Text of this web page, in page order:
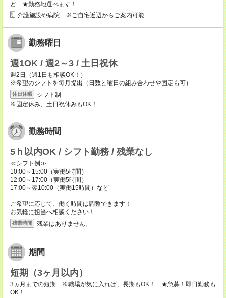
ど ★勤務地選べます！
介護施設や病院 ※ご自宅近辺からご案内可能
勤務曜日
週1OK / 週2～3 / 土日祝休
週2日（週1日も相談OK！）
※希望のシフトを毎月提出（日数と曜日の組み合わせや固定も可）
休日休暇
シフト制
※固定休み、土日祝休みもOK！
勤務時間
5ｈ以内OK / シフト勤務 / 残業なし
≪シフト例≫
10:00～15:00（実働5時間）
12:00～17:00（実働5時間）
17:00～翌10:00（実働15時間）など
ご希望に応じて、働く時間は調整できます！
お気軽に担当へ相談ください！
残業時間 残業はありません。
期間
短期（3ヶ月以内）
3ヵ月までの短期 ※職場が気に入れば、長期もOK！ ★急募！即日勤務も
OK！